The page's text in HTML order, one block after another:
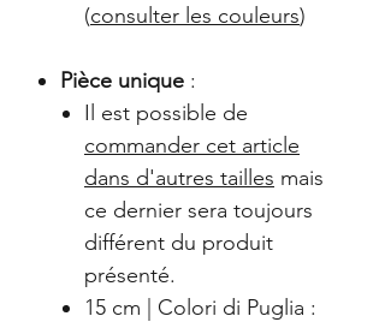
(consulter les couleurs)
Pièce unique :
Il est possible de
commander cet article
dans d'autres tailles mais
ce dernier sera toujours
différent du produit
présenté.
15 cm | Colori di Puglia :